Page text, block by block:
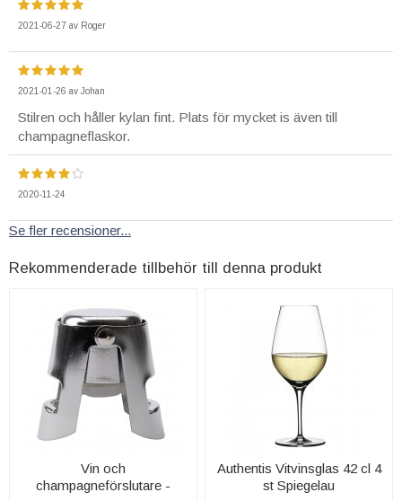
2021-06-27 av Roger
2021-01-26 av Johan
Stilren och håller kylan fint. Plats för mycket is även till
champagneflaskor.
2020-11-24
Se fler recensioner...
Rekommenderade tillbehör till denna produkt
Vin och
champagneförslutare -
Authentis Vitvinsglas 42 cl 4
st Spiegelau